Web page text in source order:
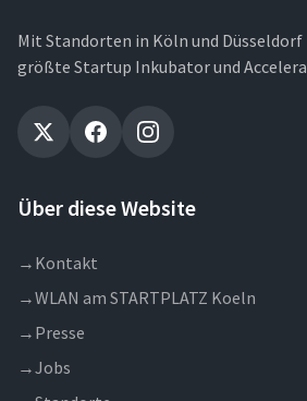
Mit Standorten in Köln und Düsseldorf
größte Startup Inkubator und
Über diese Website
→ Kontakt
→WLAN am STARTPLATZ Koeln
→ Presse
→Jobs